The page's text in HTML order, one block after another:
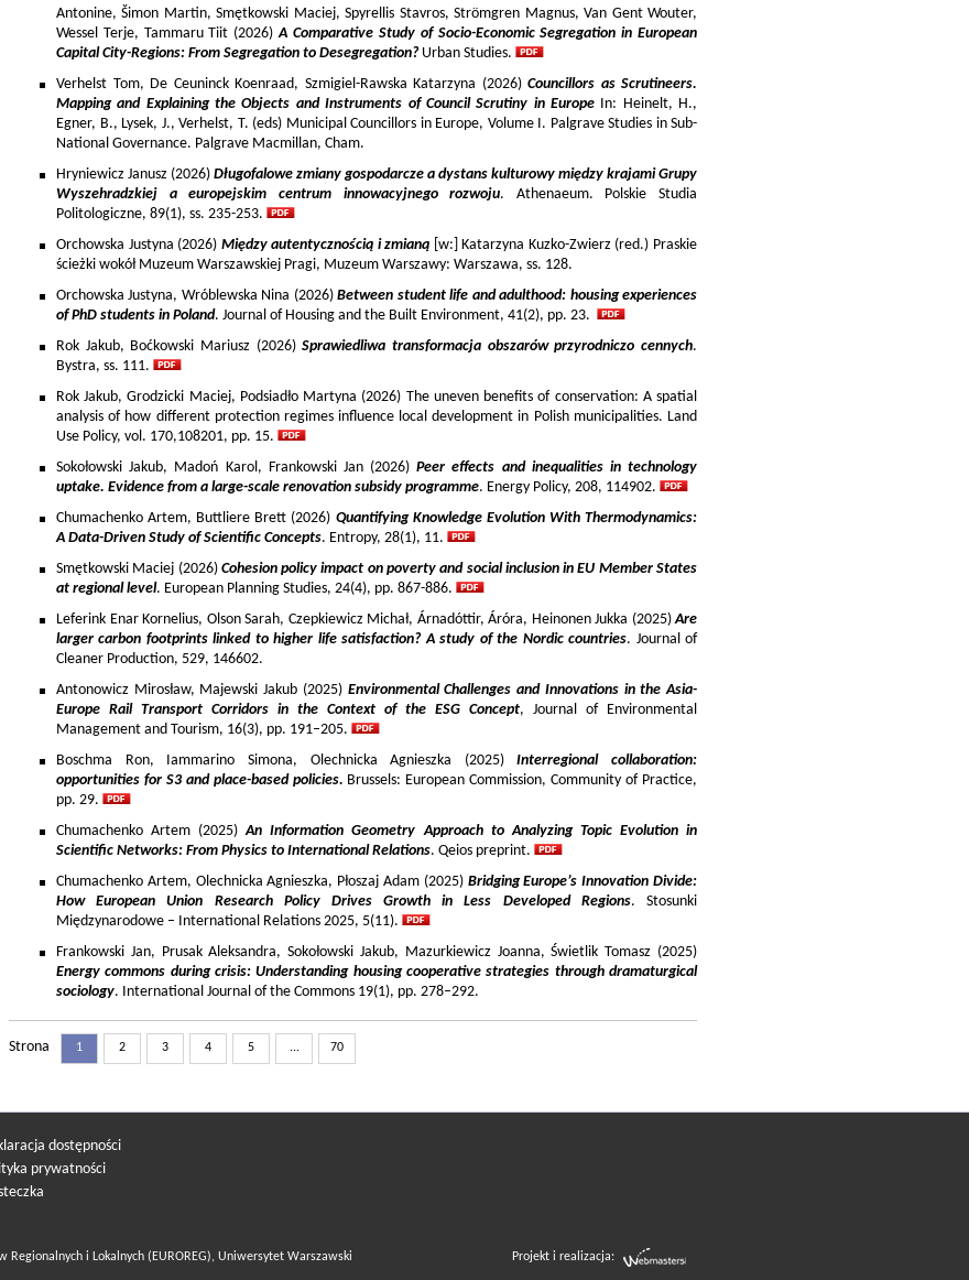
Antonine, Šimon Martin, Smętkowski Maciej, Spyrellis Stavros, Strömgren Magnus, Van Gent Wouter,
Wessel Terje, Tammaru Tiit (2026)A Comparative Study of Socio-Economic Segregation in European
Capital City-Regions: From Segregation to Desegregation?Urban Studies.
Verhelst Tom, De Ceuninck Koenraad, Szmigiel-Rawska Katarzyna (2026) Councillors as Scrutineers.
Mapping and Explaining the Objects and Instruments of Council Scrutiny in EuropeIn: Heinelt, H.,
Egner, B., Lysek, J., Verhelst, T. (eds) Municipal Councillors in Europe, Volume I. Palgrave Studies in Sub-
National Governance. Palgrave Macmillan, Cham.
Hryniewicz Janusz (2026) Długofalowe zmiany gospodarcze a dystans kulturowy między krajami Grupy
Wyszehradzkiej a europejskim centrum innowacyjnego rozwoju. Athenaeum. Polskie Studia
Politologiczne, 89(1), ss. 235-253.
Orchowska Justyna (2026) Między autentycznością i zmianą [w:] Katarzyna Kuzko-Zwierz (red.) Praskie
ścieżki wokół Muzeum Warszawskiej Pragi, Muzeum Warszawy: Warszawa, ss. 128.
Orchowska Justyna, Wróblewska Nina (2026)Between student life and adulthood: housing experiences
of PhD students in Poland. Journal of Housing and the Built Environment, 41(2), pp. 23.
Rok Jakub, Boćkowski Mariusz (2026)Sprawiedliwa transformacja obszarów przyrodniczo cennych.
Bystra, ss. 111.
Rok Jakub, Grodzicki Maciej, Podsiadło Martyna (2026) The uneven benefits of conservation: A spatial
analysis of how different protection regimes influence local development in Polish municipalities. Land
Use Policy, vol. 170,108201, pp. 15.
Sokołowski Jakub, Madoń Karol, Frankowski Jan (2026)Peer effects and inequalities in technology
uptake. Evidence from a large-scale renovation subsidy programme. Energy Policy, 208, 114902.
Chumachenko Artem, Buttliere Brett (2026) Quantifying Knowledge Evolution With Thermodynamics:
A Data-Driven Study of Scientific Concepts. Entropy, 28(1), 11.
Smętkowski Maciej (2026) Cohesion policy impact on poverty and social inclusion in EU Member States
at regional level. European Planning Studies, 24(4), pp. 867-886.
Leferink Enar Kornelius, Olson Sarah, Czepkiewicz Michał, Árnadóttir, Áróra, Heinonen Jukka (2025)Are
larger carbon footprints linked to higher life satisfaction? A study of the Nordic countries. Journal of
Cleaner Production, 529, 146602.
Antonowicz Mirosław, Majewski Jakub (2025) Environmental Challenges and Innovations in the Asia-
Europe Rail Transport Corridors in the Context of the ESG Concept, Journal of Environmental
Management and Tourism, 16(3), pp. 191–205.
Boschma Ron, Iammarino Simona, Olechnicka Agnieszka (2025)Interregional collaboration:
opportunities for S3 and place-based policies. Brussels: European Commission, Community of Practice,
pp. 29.
Chumachenko Artem (2025)An Information Geometry Approach to Analyzing Topic Evolution in
Scientific Networks: From Physics to International Relations. Qeios preprint.
Chumachenko Artem, Olechnicka Agnieszka, Płoszaj Adam (2025) Bridging Europe’s Innovation Divide:
How European Union Research Policy Drives Growth in Less Developed Regions. Stosunki
Międzynarodowe – International Relations 2025, 5(11).
Frankowski Jan, Prusak Aleksandra, Sokołowski Jakub, Mazurkiewicz Joanna, Świetlik Tomasz (2025)
Energy commons during crisis: Understanding housing cooperative strategies through dramaturgical
sociology. International Journal of the Commons 19(1), pp. 278–292.
Strona 1 2 3 4 5 ... 70
dostępności
prywatności
i Lokalnych (EUROREG), Uniwersytet Warszawski Projekt i realizacja: